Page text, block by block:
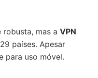
robusta, mas a VPN
países. Apesar
para uso móvel.